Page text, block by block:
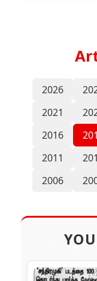
2026
2021
2016
2011
2006